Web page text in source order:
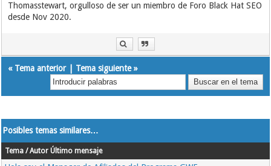
Thomasstewart, orgulloso de ser un miembro de Foro Black Hat SEO
desde Nov 2020.
« Tema anterior| Tema siguiente»
Posibles temas similares…
Tema / Autor Último mensaje